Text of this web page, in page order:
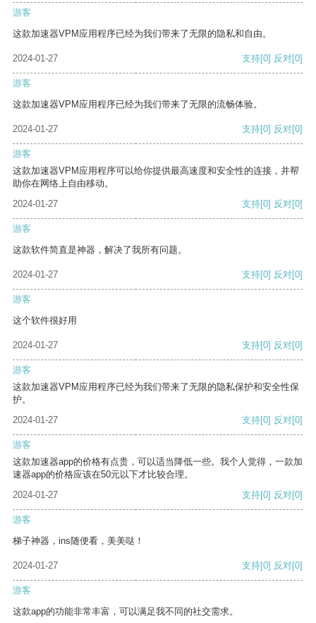
游客
这款加速器VPM应用程序已经为我们带来了无限的隐私和自由。
2024-01-27 支持[0] 反对[0]
游客
这款加速器VPM应用程序已经为我们带来了无限的流畅体验。
2024-01-27 支持[0] 反对[0]
游客
这款加速器VPM应用程序可以给你提供最高速度和安全性的连接，并帮
助你在网络上自由移动。
2024-01-27
支持[0] 反对[0]
游客
这款软件简直是神器，解决了我所有问题。
2024-01-27 支持[0] 反对[0]
游客
这个软件很好用
2024-01-27 支持[0] 反对[0]
游客
这款加速器VPM应用程序已经为我们带来了无限的隐私保护和安全性保
护。
2024-01-27
支持[0] 反对[0]
游客
这款加速器app的价格有点贵，可以适当降低一些。我个人觉得，一款加
速器app的价格应该在50元以下才比较合理。
2024-01-27
支持[0] 反对[0]
游客
梯子神器，ins随便看，美美哒！
2024-01-27 支持[0] 反对[0]
游客
这款app的功能非常丰富，可以满足我不同的社交需求。